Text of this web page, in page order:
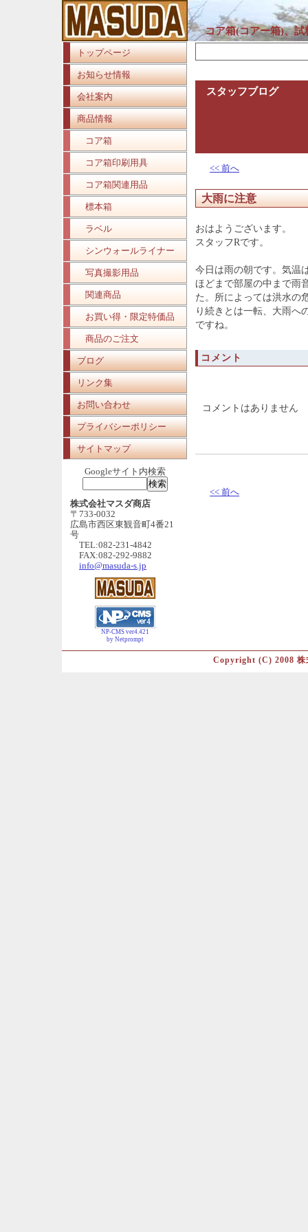
コア箱(コアー箱)、
トップページ
お知らせ情報
会社案内
商品情報
コア箱
コア箱印刷用具
コア箱関連用品
標本箱
ラベル
シンウォールライナー
写真撮影用品
関連商品
お買い得・限定特価品
商品のご注文
ブログ
リンク集
お問い合わせ
プライバシーポリシー
サイトマップ
Googleサイト内検索
株式会社マスダ商店
〒733-0032
広島市西区東観音町4番21
号
TEL:082-231-4842
FAX:082-292-9882
info@masuda-s.jp
NP-CMS ver4.421
by Netprompt
スタッフブログ
<< 前へ
大雨に注意
おはようございます。
スタッフRです。
今日は雨の朝です。気温
ほどまで部屋の中まで雨
た。所によっては洪水の
り続きとは一転、大雨へ
ですね。
コメント
コメントはありません
<< 前へ
Copyright (C) 2008